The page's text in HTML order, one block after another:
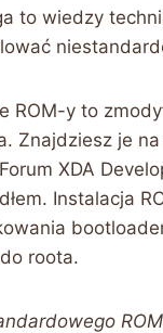
to wiedzy
ROM-y to
Znajdziesz je
XDA
Instalacja
roota.